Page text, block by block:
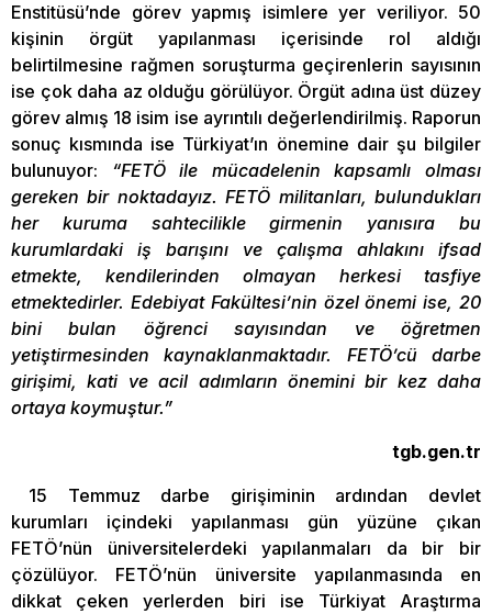
Enstitüsü’nde görev yapmış isimlere yer veriliyor. 50
kişinin örgüt yapılanması içerisinde rol aldığı
belirtilmesine rağmen soruşturma geçirenlerin sayısının
ise çok daha az olduğu görülüyor. Örgüt adına üst düzey
görev almış 18 isim ise ayrıntılı değerlendirilmiş. Raporun
sonuç kısmında ise Türkiyat’ın önemine dair şu bilgiler
bulunuyor: “FETÖ ile mücadelenin kapsamlı olması
gereken bir noktadayız. FETÖ militanları, bulundukları
her kuruma sahtecilikle girmenin yanısıra bu
kurumlardaki iş barışını ve çalışma ahlakını ifsad
etmekte, kendilerinden olmayan herkesi tasfiye
etmektedirler. Edebiyat Fakültesi’nin özel önemi ise, 20
bini bulan öğrenci sayısından ve öğretmen
yetiştirmesinden kaynaklanmaktadır. FETÖ’cü darbe
girişimi, kati ve acil adımların önemini bir kez daha
ortaya koymuştur.”
tgb.gen.tr
15 Temmuz darbe girişiminin ardından devlet
kurumları içindeki yapılanması gün yüzüne çıkan
FETÖ’nün üniversitelerdeki yapılanmaları da bir bir
çözülüyor. FETÖ’nün üniversite yapılanmasında en
dikkat çeken yerlerden biri ise Türkiyat Araştırma